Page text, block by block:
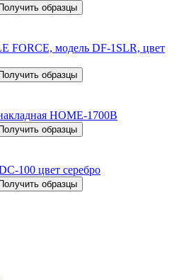
Получить образцы
FORCE, модель DF-1SLR, цвет
Получить образцы
НОМЕ-1700В
Получить образцы
100 цвет серебро
Получить образцы